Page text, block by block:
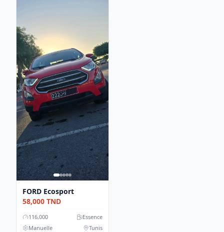
FORD Ecosport
58,000 TND
116,000
Essence
Manuelle
Tunis